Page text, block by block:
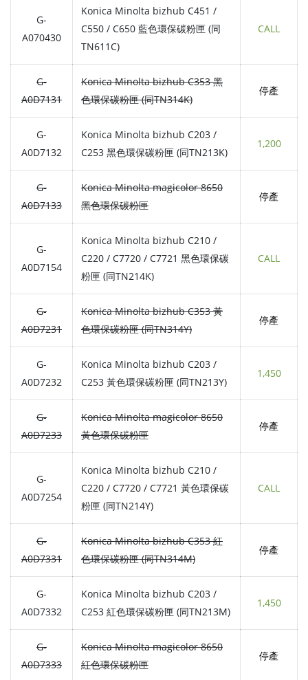
G-
A070430
Konica Minolta bizhub C451 /
C550 / C650 藍色環保碳粉匣 (同
TN611C)
CALL
G-
A0D7131
Konica Minolta bizhub C353 黑
色環保碳粉匣 (同TN314K)
停產
G-
A0D7132
Konica Minolta bizhub C203 /
C253 黑色環保碳粉匣 (同TN213K)
1,200
G-
A0D7133
Konica Minolta magicolor 8650
黑色環保碳粉匣
停產
G-
A0D7154
Konica Minolta bizhub C210 /
C220 / C7720 / C7721 黑色環保碳
粉匣 (同TN214K)
CALL
G-
A0D7231
Konica Minolta bizhub C353 黃
色環保碳粉匣 (同TN314Y)
停產
G-
A0D7232
Konica Minolta bizhub C203 /
C253 黃色環保碳粉匣 (同TN213Y)
1,450
G-
A0D7233
Konica Minolta magicolor 8650
黃色環保碳粉匣
停產
G-
A0D7254
Konica Minolta bizhub C210 /
C220 / C7720 / C7721 黃色環保碳
粉匣 (同TN214Y)
CALL
G-
A0D7331
Konica Minolta bizhub C353 紅
色環保碳粉匣 (同TN314M)
停產
G-
A0D7332
Konica Minolta bizhub C203 /
C253 紅色環保碳粉匣 (同TN213M)
1,450
G-
A0D7333
Konica Minolta magicolor 8650
紅色環保碳粉匣
停產